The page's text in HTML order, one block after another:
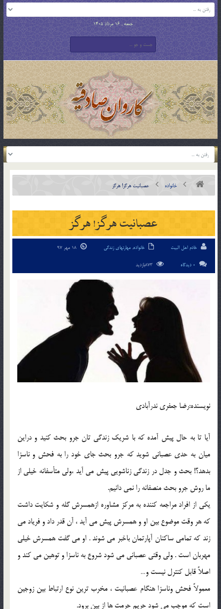
جمعه , 16 مرداد 1405
خانواده عصبانيت هرگز! هرگز
عصبانيت هرگز! هرگز
خادم اهل البیت خانواده, مهارتهای زندگی
0 دیدگاه
نويسنده:رضا جعفري ندرآبادي
آيا تا به حال پيش آمده كه با شريك زندگي تان جرو بحث كنيد و دراين
ميان به حدي عصباني شويد كه جرو بحث جاي خود را به فحش و ناسزا
بدهد؟! بحث و جدل در زندگي زناشويي پيش مي آيد ،ولي متأسفانه خيلي از
ما روش جرو بحث منصفانه را نمي دانيم.
يكي از افراد مراجعه كننده به مركز مشاوره ازهمسرش گله و شكايت داشت
كه هر وقت موضوع بين او و همسرش پيش مي آيد ، آن قدر داد و فرياد مي
زند كه تمامي ساكنان آپارتمان باخبر مي شوند . او مي گفت همسرش خيلي
مهربان است . ولي وقتي عصباني مي شود شروع به ناسزا و توهين مي كند و
اصلاً قابل كنترل نيست و…
معمولاً فحش وناسزا هنگام عصبانيت ، مخرب ترين نوع ارتباط بين زوجين
است كه موجب مي شود حريم حرمت ها از بين برود.